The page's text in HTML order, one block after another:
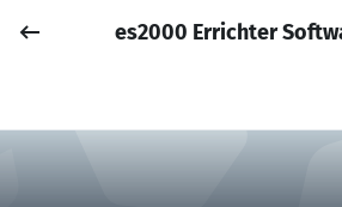
es2000 Errichter